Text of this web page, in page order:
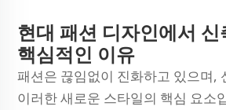
현대 패션 디자인에서
핵심적인 이유
패션은 끊임없이 진화하고 있으며,
이러한 새로운 스타일의 핵심 요소